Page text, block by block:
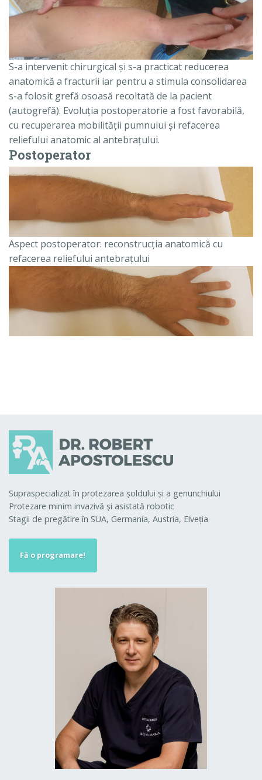
S-a intervenit chirurgical şi s-a practicat reducerea
anatomică a fracturii iar pentru a stimula consolidarea
s-a folosit grefă osoasă recoltată de la pacient
(autogrefă). Evoluţia postoperatorie a fost favorabilă,
cu recuperarea mobilităţii pumnului şi refacerea
reliefului anatomic al antebraţului.
Postoperator
Aspect postoperator: reconstrucţia anatomică cu
refacerea reliefului antebraţului
Supraspecializat în protezarea şoldului şi a genunchiului
Protezare minim invazivă şi asistată robotic
Stagii de pregătire în SUA, Germania, Austria, Elveţia
Fă o programare!